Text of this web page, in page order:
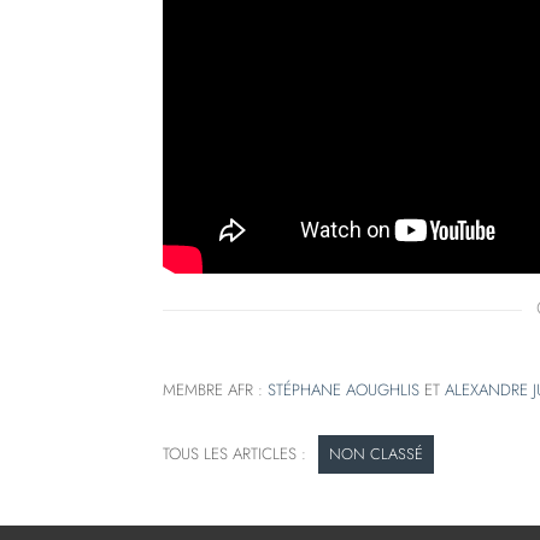
MEMBRE AFR : STÉPHANE AOUGHLISET ALEXANDRE
NON CLASSÉ